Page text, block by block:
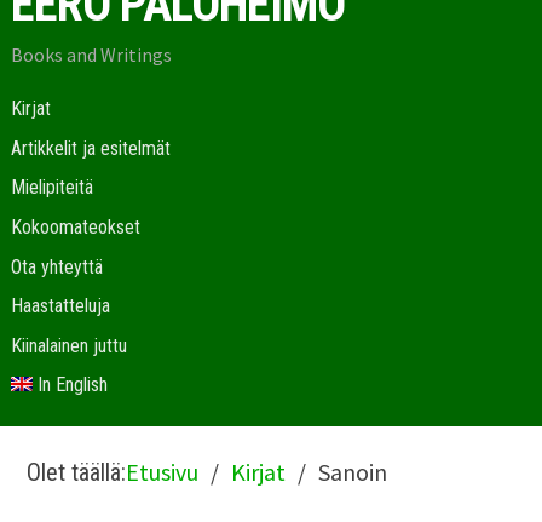
Books and Writings
Kirjat
Artikkelit ja esitelmät
Mielipiteitä
Kokoomateokset
Ota yhteyttä
Haastatteluja
Kiinalainen juttu
In English
Olet täällä:Etusivu Kirjat Sanoin